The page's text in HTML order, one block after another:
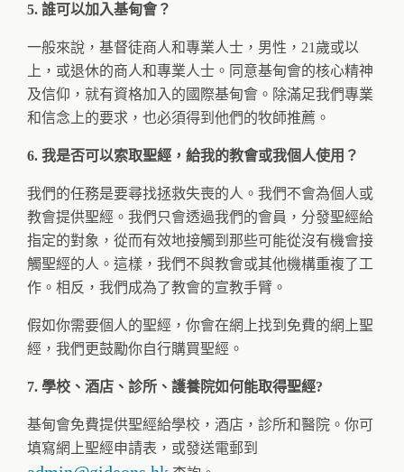
5. 誰可以加入基甸會？
一般來說，基督徒商人和專業人士，男性，21歲或以
上，或退休的商人和專業人士。同意基甸會的核心精神
及信仰，就有資格加入的國際基甸會。除滿足我們專業
和信念上的要求，也必須得到他們的牧師推薦。
6. 我是否可以索取聖經，給我的教會或我個人使用？
我們的任務是要尋找拯救失喪的人。我們不會為個人或
教會提供聖經。我們只會透過我們的會員，分發聖經給
指定的對象，從而有效地接觸到那些可能從沒有機會接
觸聖經的人。這樣，我們不與教會或其他機構重複了工
作。相反，我們成為了教會的宣教手臂。
假如你需要個人的聖經，你會在網上找到免費的網上聖
經，我們更鼓勵你自行購買聖經。
7. 學校、酒店、診所、護養院如何能取得聖經?
基甸會免費提供聖經給學校，酒店，診所和醫院。你可
填寫網上聖經申請表，或發送電郵到